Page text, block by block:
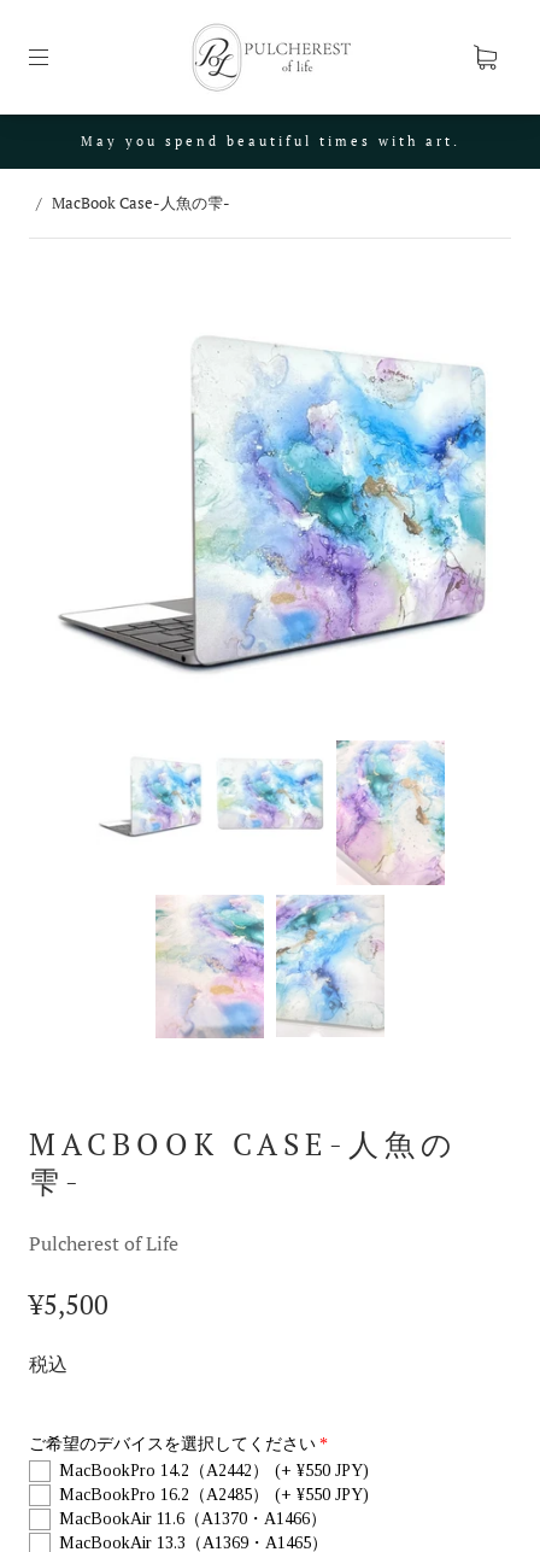
May you spend beautiful times with art.
/ MacBook Case-人魚の雫-
MACBOOK CASE-人魚の
雫-
Pulcherest of Life
¥5,500
税込
ご希望のデバイスを選択してください
MacBookPro 14.2（A2442）
(+ ¥550 JPY)
MacBookPro 16.2（A2485）
(+ ¥550 JPY)
MacBookAir 11.6（A1370・A1466）
MacBookAir 13.3（A1369・A1465）